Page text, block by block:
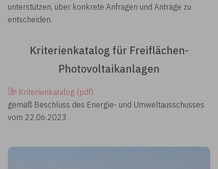
unterstützen, über konkrete Anfragen und Anträge zu
entscheiden.
Kriterienkatalog für Freiflächen-
Photovoltaikanlagen
Kriterienkatalog (pdf)
gemäß Beschluss des Energie- und Umweltausschusses
vom 22.06.2023